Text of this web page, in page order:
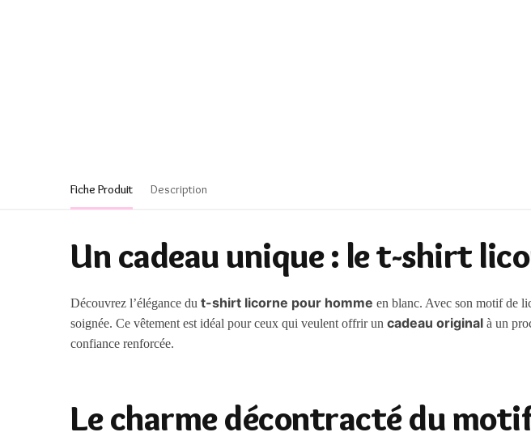
Fiche Produit Description
Un cadeau unique : le t-shirt
Découvrez l’élégance dut-shirt licorne pour homme en blanc. Avec son motif de
soignée. Ce vêtement est idéal pour ceux qui veulent offrir uncadeau original à un
confiance renforcée.
Le charme décontracté du